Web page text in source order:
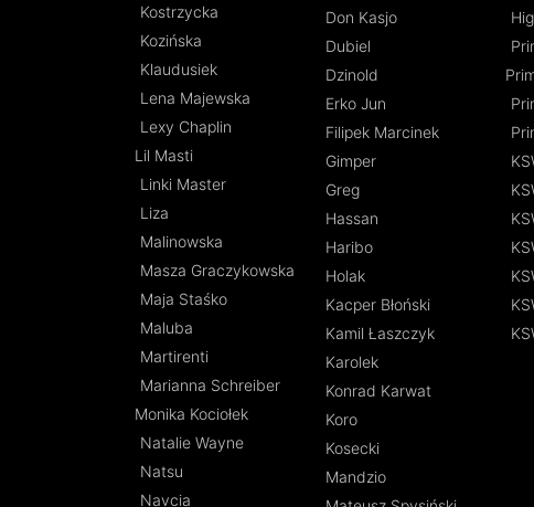
Kostrzycka
Kozińska
Klaudusiek
Lena Majewska
Lexy Chaplin
Lil Masti
Linki Master
Liza
Malinowska
Masza Graczykowska
Maja Staśko
Maluba
Martirenti
Marianna Schreiber
Monika Kociołek
Natalie Wayne
Natsu
Navcia
Don Kasjo
Dubiel
Dzinold
Erko Jun
Filipek Marcinek
Gimper
Greg
Hassan
Haribo
Holak
Kacper Błoński
Kamil Łaszczyk
Karolek
Konrad Karwat
Koro
Kosecki
Mandzio